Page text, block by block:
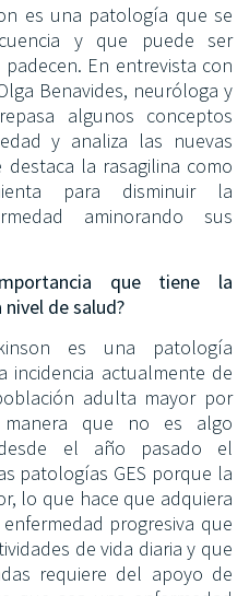
es una patología que se
y que puede ser
En entrevista con
Benavides, neuróloga y
algunos conceptos
y analiza las nuevas
la rasagilina como
para disminuir la
aminorando sus
que tiene la
de salud?
es una patología
incidencia actualmente de
adulta mayor por
que no es algo
el año pasado el
patologías GES porque la
lo que hace que adquiera
progresiva que
de vida diaria y que
requiere del apoyo de